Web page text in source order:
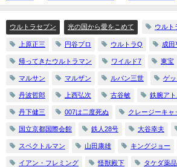
『ウルトラ警備隊西へ（前）』
ウルトラセブン 光の国から愛をこめて ウルト
上原正三 円谷プロ ウルトラQ 成田
帰ってきたウルトラマン ワイルド7 東宝
マルサン マルザン ルパン三世 ゲ
丹波哲郎 上西弘次 古谷敏 鉄腕アト
丹下健三 007は二度死ぬ クレージーキャ
国立京都国際会館 鉄人28号 大谷幸夫
スペクトルマン 山田康雄 キングジョー
イアン・フレミング 怪獣殿下 タケダ薬品